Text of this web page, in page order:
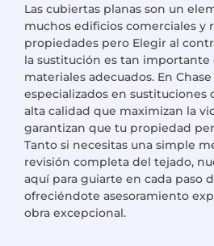
Las cubiertas planas son un
muchos edificios comerciales y
propiedades pero Elegir al
la sustitución es tan importante
materiales adecuados. En
especializados en sustituciones
alta calidad que maximizan la
garantizan que tu propiedad
Tanto si necesitas una simple
revisión completa del tejado,
aquí para guiarte en cada paso
ofreciéndote asesoramiento
obra excepcional.